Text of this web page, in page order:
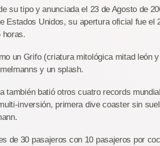
su tipo y anunciada el 23 de Agosto de
Estados Unidos, su apertura oficial fue el
horas.
un Grifo (criatura mitológica mitad león
y un splash.
también batió otros cuatro records
inversión, primera dive coaster sin
de 30 pasajeros con 10 pasajeros por